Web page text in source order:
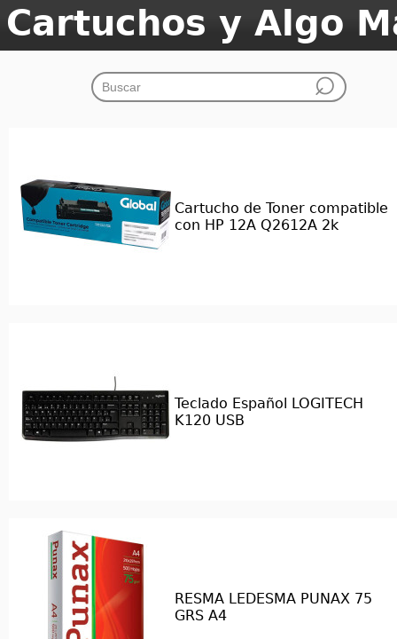
Cartuchos y Algo
Cartucho de Toner compatible
con HP 12A Q2612A 2k
Teclado Español LOGITECH
K120 USB
RESMA LEDESMA PUNAX 75
GRS A4